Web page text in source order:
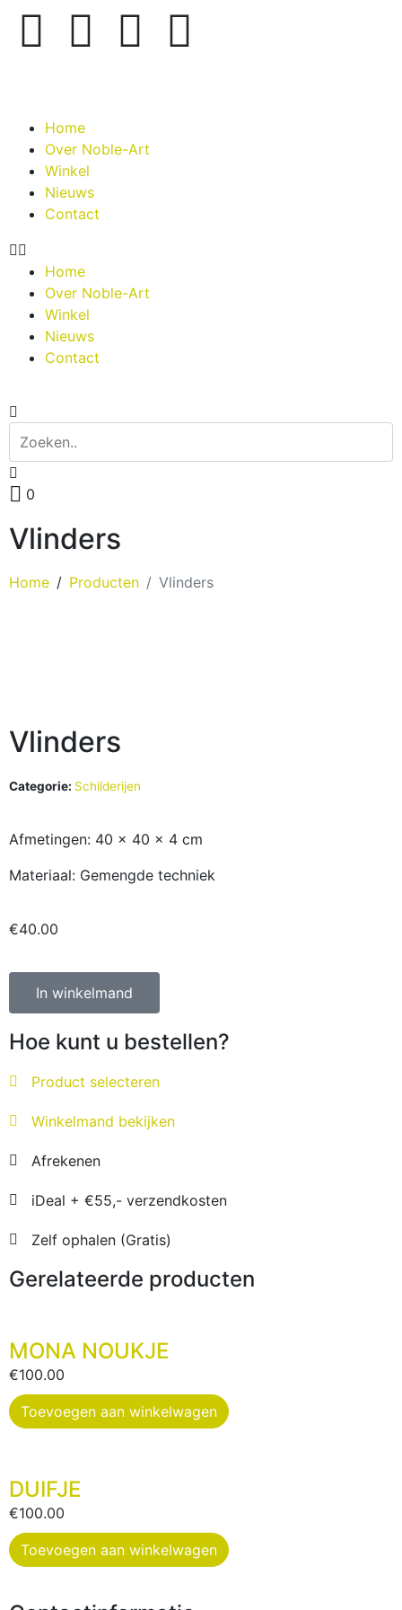
Home
Over Noble-Art
Winkel
Nieuws
Contact
Home
Over Noble-Art
Winkel
Nieuws
Contact
0
Vlinders
Home Producten Vlinders
Vlinders
Categorie: Schilderijen
Afmetingen: 40 x 40 x 4 cm
Materiaal: Gemengde techniek
€40.00
In winkelmand
Hoe kunt u bestellen?
Product selecteren
Winkelmand bekijken
Afrekenen
iDeal + €55,- verzendkosten
Zelf ophalen (Gratis)
Gerelateerde producten
MONA NOUKJE
€100.00
Toevoegen aan winkelwagen
DUIFJE
€100.00
Toevoegen aan winkelwagen